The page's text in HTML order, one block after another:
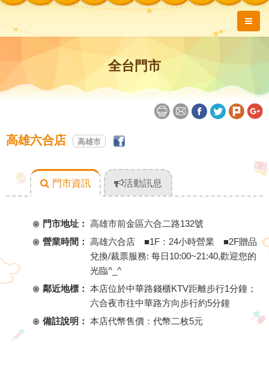
全台門市
高雄六合店 高雄市
門市資訊 活動訊息
門市地址： 高雄市前金區六合二路132號
營業時間： 高雄六合店 ■1F：24小時營業 ■2F贈品
兌換/裁票服務: 每日10:00~21:40,歡迎您的
光臨^_^
鄰近地標： 本店位於中華路錢櫃KTV距離步行1分鐘；
六合夜市往中華路方向步行約5分鐘
備註說明： 本店代幣售價：代幣二枚5元